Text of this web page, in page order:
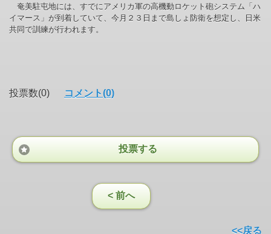
奄美駐屯地には、すでにアメリカ軍の高機動ロケット砲システム「ハ
イマース」が到着していて、今月２３日まで島しょ防衛を想定し、日米
共同で訓練が行われます。
投票数(0) コメント(0)
投票する
< 前へ
<<戻る